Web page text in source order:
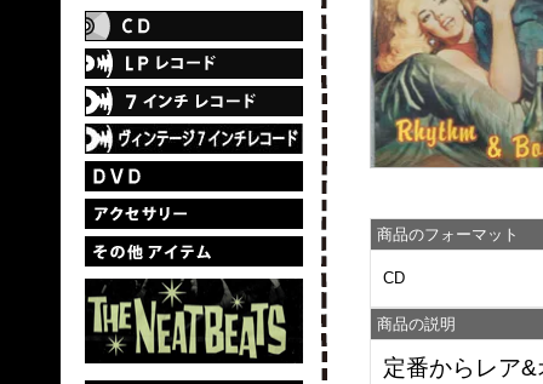
商品のフォーマット
CD
商品の説明
定番からレア